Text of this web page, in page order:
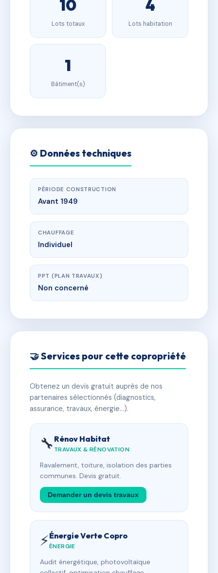
10
Lots totaux
4
Lots habitation
1
Bâtiment(s)
⚙️ Données techniques
PÉRIODE CONSTRUCTION
Avant 1949
CHAUFFAGE
Individuel
PPT (PLAN TRAVAUX)
Non concerné
🤝 Services pour cette copropriété
Obtenez un devis gratuit auprès de nos
partenaires sélectionnés (diagnostics,
assurance, travaux, énergie…).
🔧 Rénov Habitat
TRAVAUX & RÉNOVATION
Ravalement, toiture, isolation des parties
communes. Devis gratuit.
Demander un devis travaux
⚡Énergie Verte Copro
ÉNERGIE
Audit énergétique, photovoltaïque